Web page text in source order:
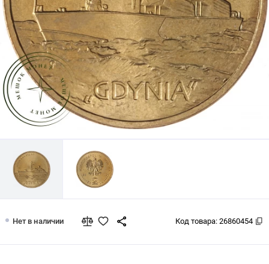
Нет в наличии Код товара: 26860454